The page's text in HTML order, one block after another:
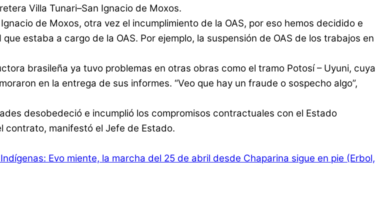
Villa Tunari–San Ignacio de Moxos.
de Moxos, otra vez el incumplimiento de la OAS, por eso hemos decidido e
estaba a cargo de la OAS. Por ejemplo, la suspensión de OAS de los trabajos en
brasileña ya tuvo problemas en otras obras como el tramo Potosí – Uyuni, cuya
en la entrega de sus informes. “Veo que hay un fraude o sospecho algo”,
desobedeció e incumplió los compromisos contractuales con el Estado
contrato, manifestó el Jefe de Estado.
Indígenas: Evo miente, la marcha del 25 de abril desde Chaparina sigue en pie (Erbol,